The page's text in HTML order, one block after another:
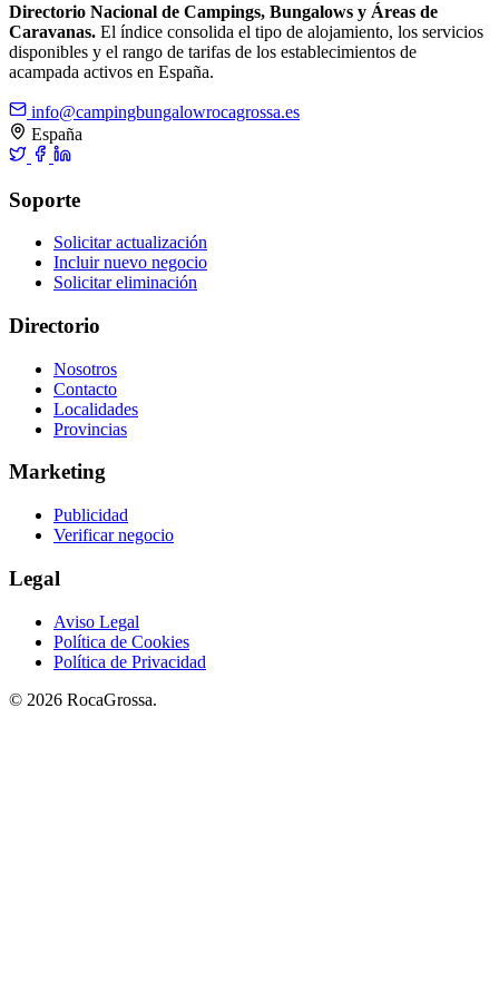
Directorio Nacional de Campings, Bungalows y Áreas de
Caravanas. El índice consolida el tipo de alojamiento, los servicios
disponibles y el rango de tarifas de los establecimientos de
acampada activos en España.
info@campingbungalowrocagrossa.es
España
Soporte
Solicitar actualización
Incluir nuevo negocio
Solicitar eliminación
Directorio
Nosotros
Contacto
Localidades
Provincias
Marketing
Publicidad
Verificar negocio
Legal
Aviso Legal
Política de Cookies
Política de Privacidad
© 2026 RocaGrossa.